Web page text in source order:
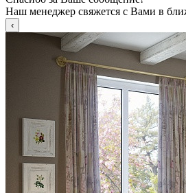
Наш менеджер свяжется с Вами в